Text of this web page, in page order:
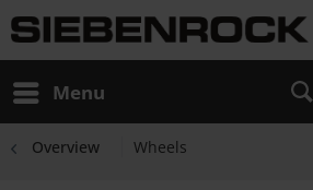
Menu
Overview Wheels